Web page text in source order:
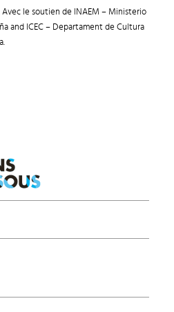
Avec le soutien de INAEM – Ministerio
and ICEC – Departament de Cultura